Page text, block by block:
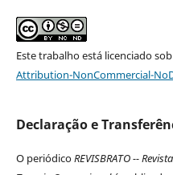
Este trabalho está licenciado
Attribution-NonCommercial-
Declaração e
O periódicoREVISBRATO --